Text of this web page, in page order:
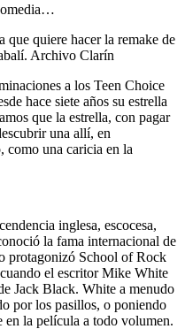
que quiere hacer la remake de
Archivo Clarín
a los Teen Choice
hace siete años su estrella
que la estrella, con pagar
una allí, en
una caricia en la
inglesa, escocesa,
la fama internacional de
protagonizó School of Rock
el escritor Mike White
Jack Black. White a menudo
por los pasillos, o poniendo
en la película a todo volumen.